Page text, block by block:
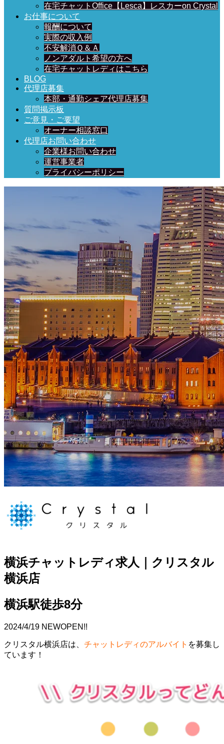
在宅チャットOffice【Lesca】レスカーon Crystal
お仕事について
報酬について
実際の収入例
不安解消Ｑ＆Ａ
ノンアダルト希望の方へ
在宅チャットレディはこちら
BLOG
代理店募集
本部・通勤シェア代理店募集
質問掲示板
ご意見・ご要望
オーナー相談窓口
代理店お問い合わせ
企業様お問い合わせ
運営事業者
プライバシーポリシー
横浜チャットレディ求人｜クリスタル
横浜店
横浜駅徒歩8分
2024/4/19 NEWOPEN!!
クリスタル横浜店は、 チャットレディのアルバイト を募集し
ています！